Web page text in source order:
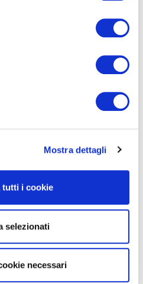
Mostra dettagli
tutti i cookie
selezionati
necessari
è il paese delle Janas: creature
leggenda sarda
agli umani, finendo a
la natura che le circondava.
loro grotta: Is Janas. Qui il silenzio
naturali da millenni.